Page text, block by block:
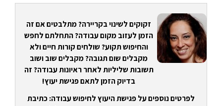
זקוקים לשינוי בקריירה? מתלבטים אם זה
הזמן לעזוב מקום עבודה? התחלתם לחפש
והחיפוש תקוע? שולחים קורות חיים ולא
מקבלים שום תגובה? מקבלים שוב ושוב
תשובות שליליות לאחר ראיונות עבודה? זה
בדיוק הזמן לתאם פגישת יעוץ!
לפרטים נוספים על פגישת היעוץ לחיפוש עבודה: כתיבת